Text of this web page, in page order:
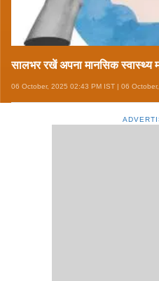
सालभर रखें अपना मानसिक
06 October, 2025 02:43 PM IST | 06